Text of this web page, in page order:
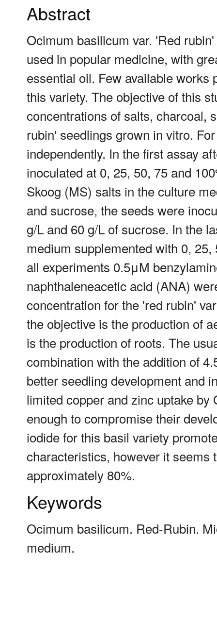
Abstract
Ocimum basilicum var. 'Red
used in popular medicine, with
essential oil. Few available
this variety. The objective of this
concentrations of salts, charcoal,
rubin' seedlings grown in vitro.
independently. In the first assay
inoculated at 0, 25, 50, 75 and
Skoog (MS) salts in the culture
and sucrose, the seeds were
g/L and 60 g/L of sucrose. In the
medium supplemented with 0,
all experiments 0.5μM
naphthaleneacetic acid (ANA)
concentration for the 'red rubin'
the objective is the production of
is the production of roots. The
combination with the addition of
better seedling development and
limited copper and zinc uptake
enough to compromise their
iodide for this basil variety
characteristics, however it seems
approximately 80%.
Keywords
Ocimum basilicum. Red-Rubin.
medium.